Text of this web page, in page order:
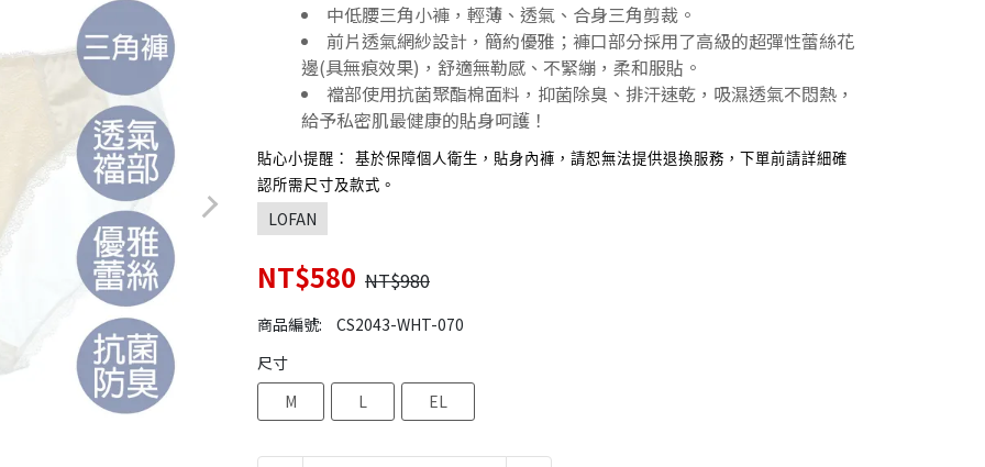
中低腰三角小褲，輕薄、透氣、合身三角剪裁。
前片透氣網紗設計，簡約優雅；褲口部分採用了高級的超彈性蕾絲花
邊(具無痕效果)，舒適無勒感、不緊繃，柔和服貼。
襠部使用抗菌聚酯棉面料，抑菌除臭、排汗速乾，吸濕透氣不悶熱，
給予私密肌最健康的貼身呵護！
貼心小提醒： 基於保障個人衛生，貼身內褲，請恕無法提供退換服務，下單前請詳細確
認所需尺寸及款式。
LOFAN
NT$580 NT$980
商品編號:
CS2043-WHT-070
尺寸
M
L EL